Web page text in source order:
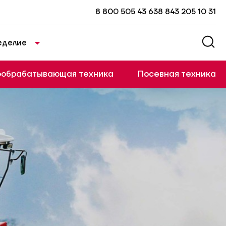
8 800 505 43 638 843 205 10 31
техника Посевная техника